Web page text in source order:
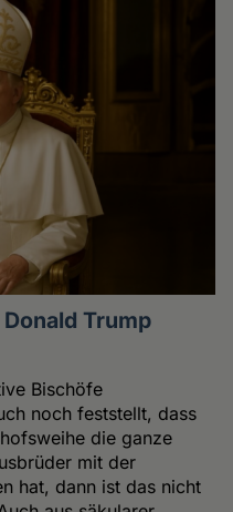
Trump
Bischöfe
noch feststellt, dass
die ganze
mit der
hat, dann ist das nicht